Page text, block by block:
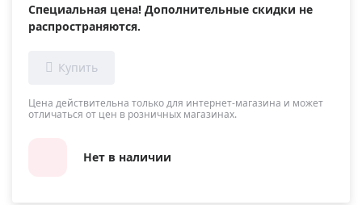
Специальная цена! Дополнительные скидки не
распространяются.
Цена действительна только для интернет-магазина и может
отличаться от цен в розничных магазинах.
Нет в наличии